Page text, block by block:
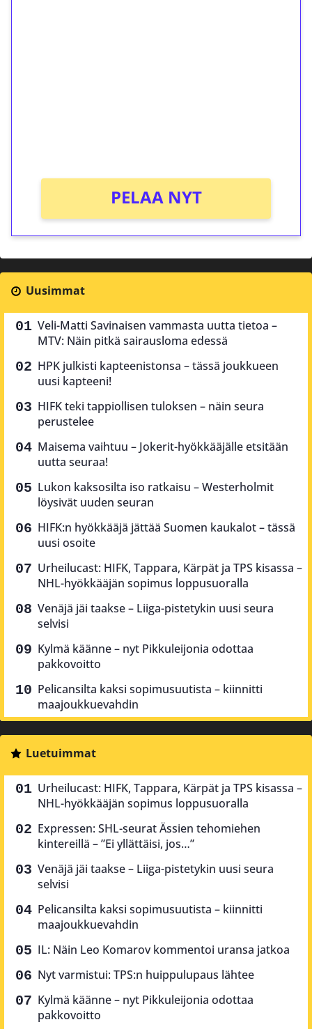
PELAA NYT
Uusimmat
Veli-Matti Savinaisen vammasta uutta tietoa –
MTV: Näin pitkä sairausloma edessä
HPK julkisti kapteenistonsa – tässä joukkueen
uusi kapteeni!
HIFK teki tappiollisen tuloksen – näin seura
perustelee
Maisema vaihtuu – Jokerit-hyökkääjälle etsitään
uutta seuraa!
Lukon kaksosilta iso ratkaisu – Westerholmit
löysivät uuden seuran
HIFK:n hyökkääjä jättää Suomen kaukalot – tässä
uusi osoite
Urheilucast: HIFK, Tappara, Kärpät ja TPS kisassa –
NHL-hyökkääjän sopimus loppusuoralla
Venäjä jäi taakse – Liiga-pistetykin uusi seura
selvisi
Kylmä käänne – nyt Pikkuleijonia odottaa
pakkovoitto
Pelicansilta kaksi sopimusuutista – kiinnitti
maajoukkuevahdin
Luetuimmat
Urheilucast: HIFK, Tappara, Kärpät ja TPS kisassa –
NHL-hyökkääjän sopimus loppusuoralla
Expressen: SHL-seurat Ässien tehomiehen
kintereillä – ”Ei yllättäisi, jos…”
Venäjä jäi taakse – Liiga-pistetykin uusi seura
selvisi
Pelicansilta kaksi sopimusuutista – kiinnitti
maajoukkuevahdin
IL: Näin Leo Komarov kommentoi uransa jatkoa
Nyt varmistui: TPS:n huippulupaus lähtee
Kylmä käänne – nyt Pikkuleijonia odottaa
pakkovoitto